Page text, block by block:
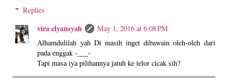
Replies
vira elyansyah
May 1, 2016 at 6:08 PM
Alhamdulilah yah Di masih inget dibawain oleh-oleh dari
pada enggak -___-
Tapi masa iya pilihannya jatuh ke telor cicak sih?